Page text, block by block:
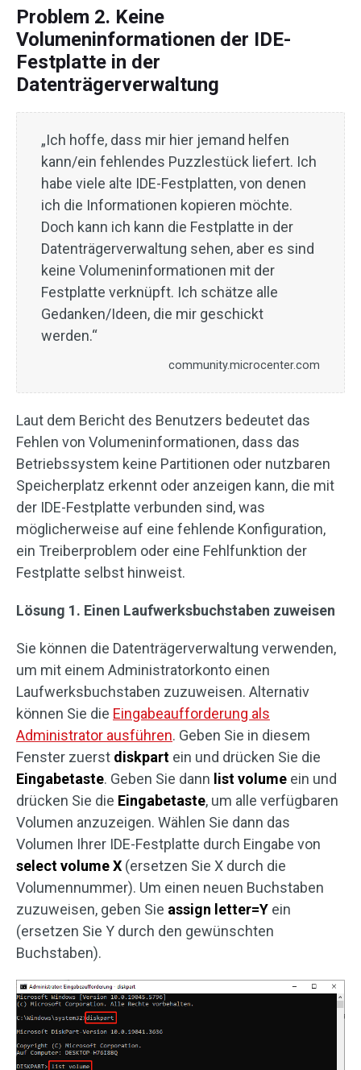
Problem 2. Keine
Volumeninformationen der IDE-
Festplatte in der
Datenträgerverwaltung
„Ich hoffe, dass mir hier jemand helfen
kann/ein fehlendes Puzzlestück liefert. Ich
habe viele alte IDE-Festplatten, von denen
ich die Informationen kopieren möchte.
Doch kann ich kann die Festplatte in der
Datenträgerverwaltung sehen, aber es sind
keine Volumeninformationen mit der
Festplatte verknüpft. Ich schätze alle
Gedanken/Ideen, die mir geschickt
werden.“
community.microcenter.com
Laut dem Bericht des Benutzers bedeutet das
Fehlen von Volumeninformationen, dass das
Betriebssystem keine Partitionen oder nutzbaren
Speicherplatz erkennt oder anzeigen kann, die mit
der IDE-Festplatte verbunden sind, was
möglicherweise auf eine fehlende Konfiguration,
ein Treiberproblem oder eine Fehlfunktion der
Festplatte selbst hinweist.
Lösung 1. Einen Laufwerksbuchstaben zuweisen
Sie können die Datenträgerverwaltung verwenden,
um mit einem Administratorkonto einen
Laufwerksbuchstaben zuzuweisen. Alternativ
können Sie die Eingabeaufforderung als
Administrator ausführen. Geben Sie in diesem
Fenster zuerst diskpart ein und drücken Sie die
Eingabetaste. Geben Sie dann list volume ein und
drücken Sie die Eingabetaste, um alle verfügbaren
Volumen anzuzeigen. Wählen Sie dann das
Volumen Ihrer IDE-Festplatte durch Eingabe von
select volume X (ersetzen Sie X durch die
Volumennummer). Um einen neuen Buchstaben
zuzuweisen, geben Sie assign letter=Y ein
(ersetzen Sie Y durch den gewünschten
Buchstaben).